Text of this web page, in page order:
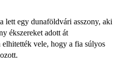
lett egy dunaföldvári asszony, aki
ékszereket adott át
vele, hogy a fia súlyos